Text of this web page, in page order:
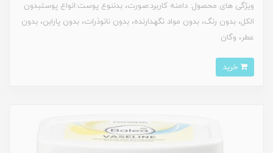
ویژگی های محصول: دامنه کاربرد:صورت، بدننوع پوست:انواع پوستبدون
الکل، بدون رنگ، بدون مواد نگهدارنده، بدون نانوذرات، بدون پارابن، بدون
عطر، وگان